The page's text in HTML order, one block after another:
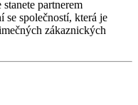
partnerem
se společností, která je
zákaznických